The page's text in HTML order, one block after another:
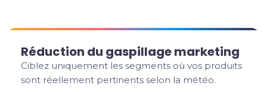
Réduction du gaspillage marketing
Ciblez uniquement les segments où vos produits
sont réellement pertinents selon la météo.